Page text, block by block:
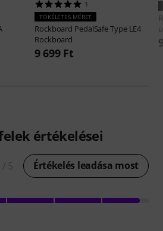
1
TÖKÉLETES MÉRET
Rockboard PedalSafe Type LE4
Rockboard
9 699 Ft
értékelései
Értékelés leadása most